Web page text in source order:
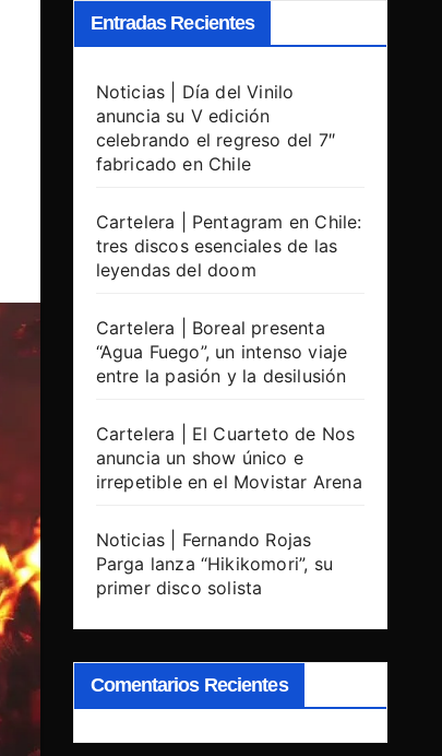
Entradas Recientes
Noticias | Día del Vinilo
anuncia su V edición
celebrando el regreso del 7″
fabricado en Chile
Cartelera | Pentagram en Chile:
tres discos esenciales de las
leyendas del doom
Cartelera | Boreal presenta
“Agua Fuego”, un intenso viaje
entre la pasión y la desilusión
Cartelera | El Cuarteto de Nos
anuncia un show único e
irrepetible en el Movistar Arena
Noticias | Fernando Rojas
Parga lanza “Hikikomori”, su
primer disco solista
Comentarios Recientes